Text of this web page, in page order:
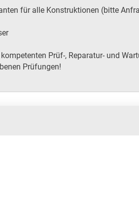
für alle Konstruktionen (bitte
Prüf-, Reparatur- und
Prüfungen!